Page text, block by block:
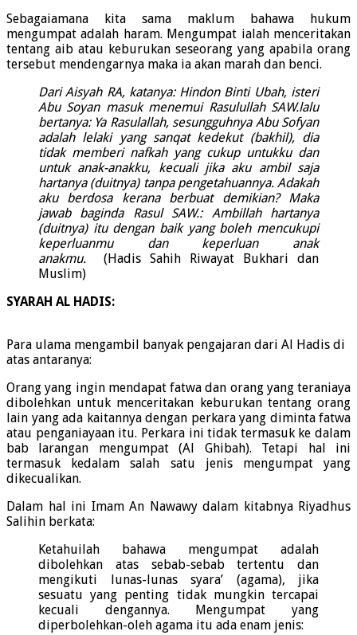
Sebagaiamana kita sama maklum bahawa hukum
mengumpat adalah haram. Mengumpat ialah menceritakan
tentang aib atau keburukan seseorang yang apabila orang
tersebut mendengarnya maka ia akan marah dan benci.
Dari Aisyah RA, katanya: Hindon Binti Ubah, isteri
Abu Soyan masuk menemui Rasulullah SAW.lalu
bertanya: Ya Rasulallah, sesungguhnya Abu Sofyan
adalah lelaki yang sanqat kedekut (bakhil), dia
tidak memberi nafkah yang cukup untukku dan
untuk anak-anakku, kecuali jika aku ambil saja
hartanya (duitnya) tanpa pengetahuannya. Adakah
aku berdosa kerana berbuat demikian? Maka
jawab baginda Rasul SAW.: Ambillah hartanya
(duitnya) itu dengan baik yang boleh mencukupi
keperluanmu dan keperluan anak
anakmu.
(Hadis Sahih Riwayat Bukhari dan
Muslim)
SYARAH AL HADIS:
Para ulama mengambil banyak pengajaran dari Al Hadis di
atas antaranya:
Orang yang ingin mendapat fatwa dan orang yang teraniaya
dibolehkan untuk menceritakan keburukan tentang orang
lain yang ada kaitannya dengan perkara yang diminta fatwa
atau penganiayaan itu. Perkara ini tidak termasuk ke dalam
bab larangan mengumpat (Al Ghibah). Tetapi hal ini
termasuk kedalam salah satu jenis mengumpat yang
dikecualikan.
Dalam hal ini Imam An Nawawy dalam kitabnya Riyadhus
Salihin berkata:
Ketahuilah bahawa mengumpat adalah
dibolehkan atas sebab-sebab tertentu dan
mengikuti lunas-lunas syara’ (agama), jika
sesuatu yang penting tidak mungkin tercapai
kecuali dengannya. Mengumpat yang
diperbolehkan-oleh agama itu ada enam jenis: